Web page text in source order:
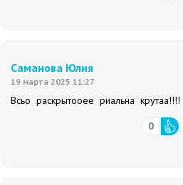
Саманова Юлия
19 марта 2025 11:27
Всьо раскрытооее риальна крутаа!!!!
0